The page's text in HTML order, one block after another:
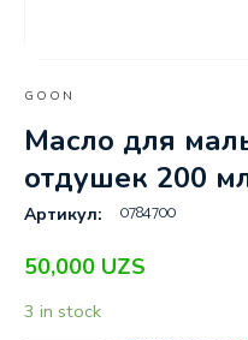
GOON
Масло для
отдушек 200
Артикул: 0784700
50,000 UZS
3 in stock